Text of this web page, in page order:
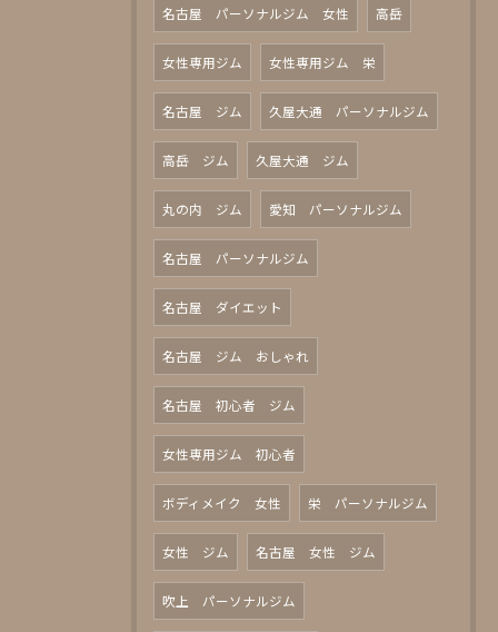
名古屋 パーソナルジム 女性 高岳
女性専用ジム 女性専用ジム 栄
名古屋 ジム 久屋大通 パーソナルジム
高岳 ジム 久屋大通 ジム
丸の内 ジム 愛知 パーソナルジム
名古屋 パーソナルジム
名古屋 ダイエット
名古屋 ジム おしゃれ
名古屋 初心者 ジム
女性専用ジム 初心者
ボディメイク 女性 栄 パーソナルジム
女性 ジム 名古屋 女性 ジム
吹上 パーソナルジム